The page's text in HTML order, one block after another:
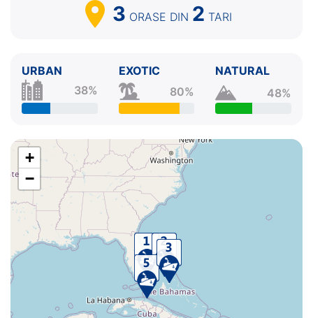
3 ORASE DIN 2 TARI
URBAN
38%
EXOTIC
80%
NATURAL
48%
+
−